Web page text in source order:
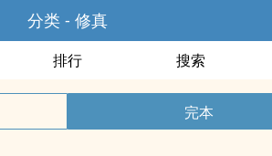
分类 - 修真
排行 搜索
完本